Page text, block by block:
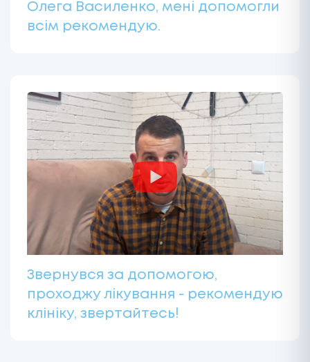
Олега Василенко, мені допомогли
всім рекомендую.
Звернувся за допомогою,
проходжу лікування - рекомендую
клініку, звертайтесь!